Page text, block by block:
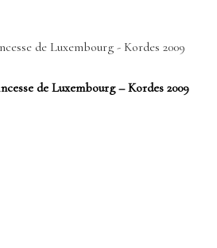
de Luxembourg – Kordes 2009